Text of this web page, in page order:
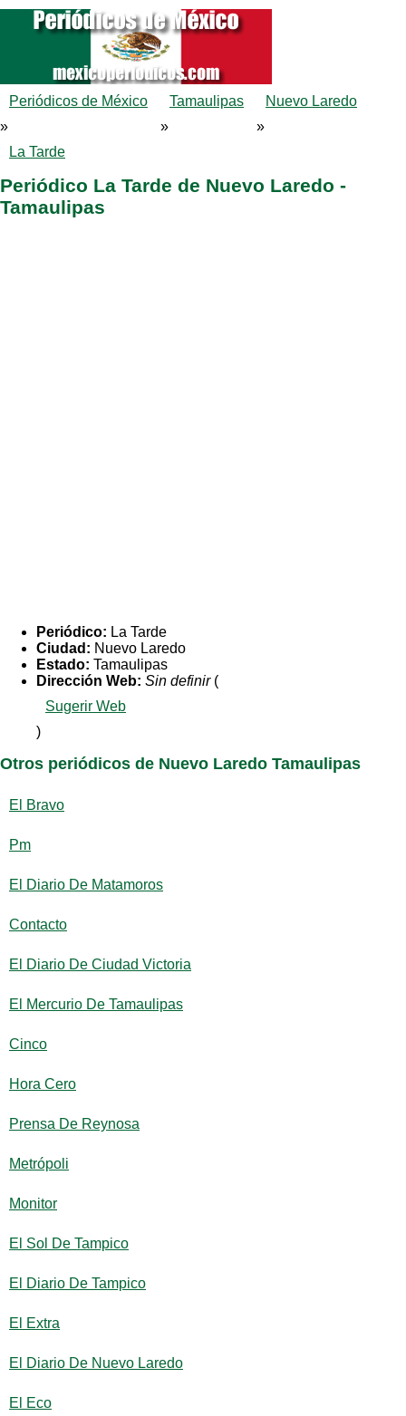
Periódicos de México
»
Tamaulipas
»
Nuevo Laredo
»
La Tarde
Periódico La Tarde de Nuevo Laredo -
Tamaulipas
Periódico: La Tarde
Ciudad: Nuevo Laredo
Estado: Tamaulipas
Dirección Web: Sin definir(
Sugerir Web
)
Otros periódicos de Nuevo Laredo Tamaulipas
El Bravo
Pm
El Diario De Matamoros
Contacto
El Diario De Ciudad Victoria
El Mercurio De Tamaulipas
Cinco
Hora Cero
Prensa De Reynosa
Metrópoli
Monitor
El Sol De Tampico
El Diario De Tampico
El Extra
El Diario De Nuevo Laredo
El Eco